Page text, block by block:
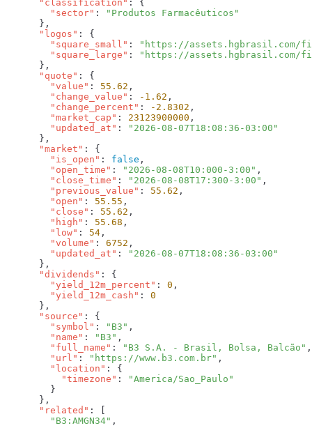
      "classification"
        "sector"
:
      "logos"
        "square_small"
:
"https://assets.hgbrasil.com/
        "square_large"
:
      "quote"
        "value"
: 55.62
        "change_value"
: -1.62
        "change_percent"
: -2.8302
        "market_cap"
: 23123900000
        "updated_at"
:
      "market"
        "is_open"
: false
        "open_time"
: "2026-08-08T10:000-3:00"
        "close_time"
: "2026-08-08T17:300-3:00"
        "previous_value"
: 55.62
        "open"
: 55.55
        "close"
: 55.62
        "high"
: 55.68
        "low"
: 54
        "volume"
: 6752
        "updated_at"
:
      "dividends"
        "yield_12m_percent"
: 0
        "yield_12m_cash"
:
      "source"
        "symbol"
: "B3"
        "name"
: "B3"
        "full_name"
:
"B3 S.A. - Brasil, Bolsa, Balcão"
        "url"
: "https://www.b3.com.br"
        "location"
          "timezone"
:
      "related"
        "B3:AMGN34"